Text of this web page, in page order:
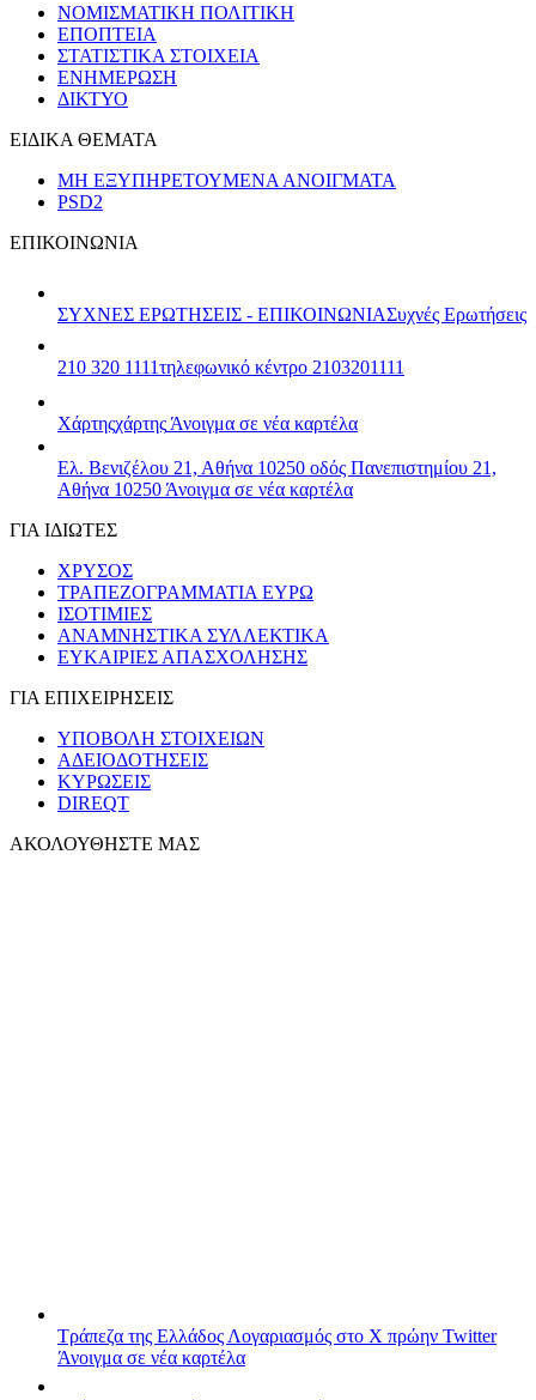
ΝΟΜΙΣΜΑΤΙΚΗ ΠΟΛΙΤΙΚΗ
ΕΠΟΠΤΕΙΑ
ΣΤΑΤΙΣΤΙΚΑ ΣΤΟΙΧΕΙΑ
ΕΝΗΜΕΡΩΣΗ
ΔΙΚΤΥΟ
ΕΙΔΙΚΑ ΘΕΜΑΤΑ
ΜΗ ΕΞΥΠΗΡΕΤΟΥΜΕΝΑ ΑΝΟΙΓΜΑΤΑ
PSD2
ΕΠΙΚΟΙΝΩΝΙΑ
ΣΥΧΝΕΣ ΕΡΩΤΗΣΕΙΣ - ΕΠΙΚΟΙΝΩΝΙΑΣυχνές Ερωτήσεις
210 320 1111τηλεφωνικό κέντρο 2103201111
Χάρτηςχάρτης Άνοιγμα σε νέα καρτέλα
Ελ. Βενιζέλου 21, Αθήνα 10250 οδός Πανεπιστημίου 21,
Αθήνα 10250 Άνοιγμα σε νέα καρτέλα
ΓΙΑ ΙΔΙΩΤΕΣ
ΧΡΥΣΟΣ
ΤΡΑΠΕΖΟΓΡΑΜΜΑΤΙΑ ΕΥΡΩ
ΙΣΟΤΙΜΙΕΣ
ΑΝΑΜΝΗΣΤΙΚΑ ΣΥΛΛΕΚΤΙΚΑ
ΕΥΚΑΙΡΙΕΣ ΑΠΑΣΧΟΛΗΣΗΣ
ΓΙΑ ΕΠΙΧΕΙΡΗΣΕΙΣ
ΥΠΟΒΟΛΗ ΣΤΟΙΧΕΙΩΝ
ΑΔΕΙΟΔΟΤΗΣΕΙΣ
ΚΥΡΩΣΕΙΣ
DIREQT
ΑΚΟΛΟΥΘΗΣΤΕ ΜΑΣ
Τράπεζα της Ελλάδος Λογαριασμός στο X πρώην Twitter
Άνοιγμα σε νέα καρτέλα